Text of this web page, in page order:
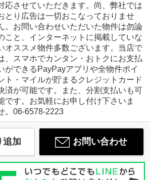
応させていただきます。尚、弊社では
とり広告は一切おこなっておりませ
。お問い合わせいただいた物件は勿論
こと、インターネットに掲載していな
オススメ物件多数ございます。当店で
、スマホでカンタン・おトクにお支払
ができるPayPayアプリや全物件ポイ
ト・マイルが貯まるクレジットカード
済が可能です。また、分割支払いも可
です。お気軽にお申し付け下さいま
。06-6578-2223
追加 お問い合わせ